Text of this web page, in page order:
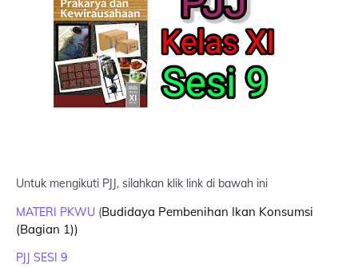
Untuk mengikuti PJJ, silahkan klik link di bawah ini
MATERI PKWU (Budidaya Pembenihan Ikan Konsumsi
(Bagian 1))
PJJ SESI 9